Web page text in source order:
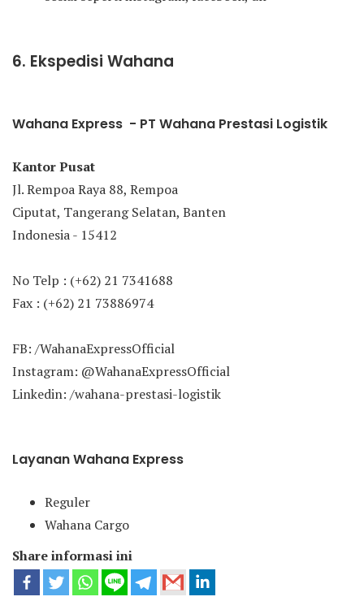
6. Ekspedisi Wahana
Wahana Express - PT Wahana Prestasi Logistik
Kantor Pusat
Jl. Rempoa Raya 88, Rempoa
Ciputat, Tangerang Selatan, Banten
Indonesia - 15412
No Telp : (+62) 21 7341688
Fax : (+62) 21 73886974
FB: /WahanaExpressOfficial
Instagram: @WahanaExpressOfficial
Linkedin: /wahana-prestasi-logistik
Layanan Wahana Express
Reguler
Wahana Cargo
Share informasi ini